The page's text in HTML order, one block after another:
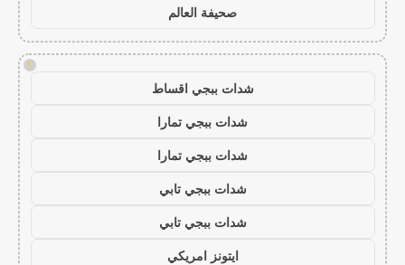
صحيفة العالم
!
شدات ببجي اقساط
شدات ببجي تمارا
شدات ببجي تمارا
شدات ببجي تابي
شدات ببجي تابي
ايتونز امريكي